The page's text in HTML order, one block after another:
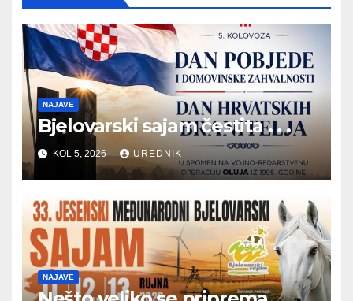
NAJAVE
Bjelovarski sajam čestita . . .
KOL 5, 2026 UREDNIK
NAJAVE